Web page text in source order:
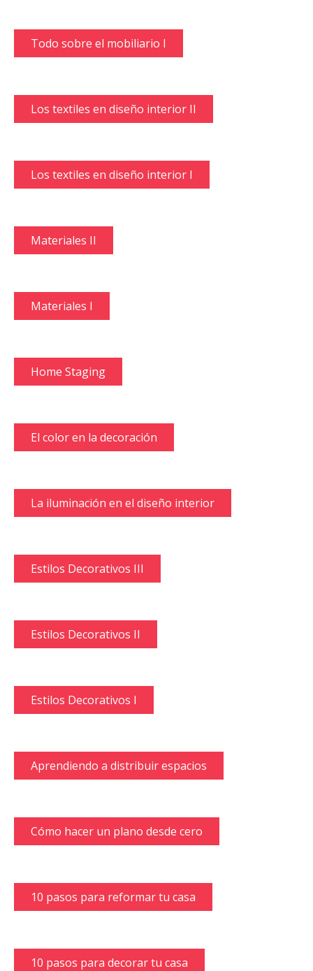
Todo sobre el mobiliario I
Los textiles en diseño interior II
Los textiles en diseño interior I
Materiales II
Materiales I
Home Staging
El color en la decoración
La iluminación en el diseño interior
Estilos Decorativos III
Estilos Decorativos II
Estilos Decorativos I
Aprendiendo a distribuir espacios
Cómo hacer un plano desde cero
10 pasos para reformar tu casa
10 pasos para decorar tu casa